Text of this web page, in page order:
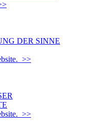
DER SINNE
>>
>>